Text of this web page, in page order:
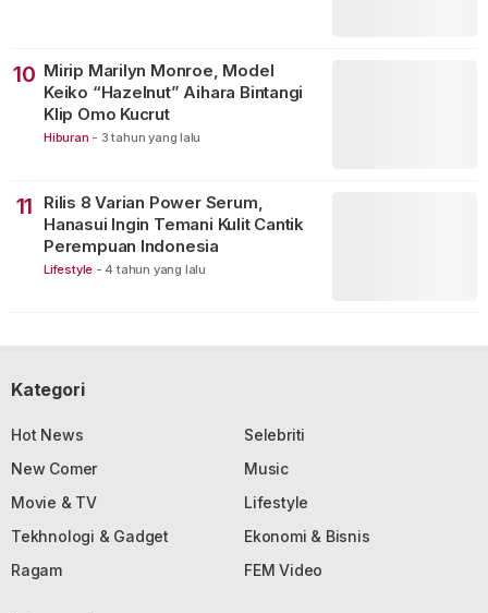
10 Mirip Marilyn Monroe, Model
Keiko “Hazelnut” Aihara Bintangi
Klip Omo Kucrut
Hiburan - 3 tahun yang lalu
11
Rilis 8 Varian Power Serum,
Hanasui Ingin Temani Kulit Cantik
Perempuan Indonesia
Lifestyle - 4 tahun yang lalu
Kategori
Hot News
Selebriti
New Comer
Music
Movie & TV
Lifestyle
Tekhnologi & Gadget
Ekonomi & Bisnis
Ragam
FEM Video